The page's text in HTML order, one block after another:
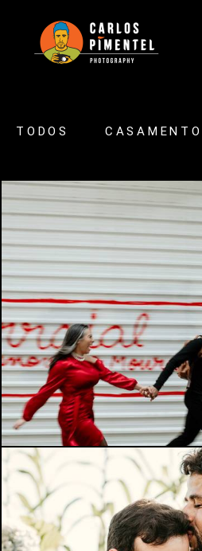
TODOS